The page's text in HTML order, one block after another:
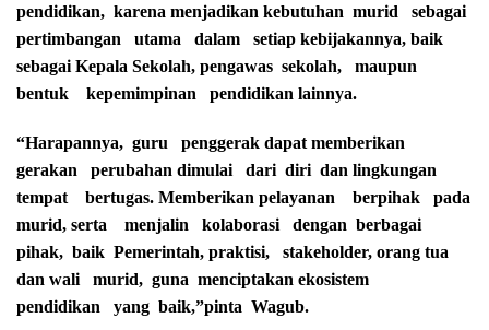
pendidikan, karena menjadikan kebutuhan murid sebagai
pertimbangan utama dalam setiap kebijakannya, baik
sebagai Kepala Sekolah, pengawas sekolah, maupun
bentuk kepemimpinan pendidikan lainnya.
“Harapannya, guru penggerak dapat memberikan
gerakan perubahan dimulai dari diri dan lingkungan
tempat bertugas. Memberikan pelayanan berpihak pada
murid, serta menjalin kolaborasi dengan berbagai
pihak, baik Pemerintah, praktisi, stakeholder, orang tua
dan wali murid, guna menciptakan ekosistem
pendidikan yang baik,”pinta Wagub.